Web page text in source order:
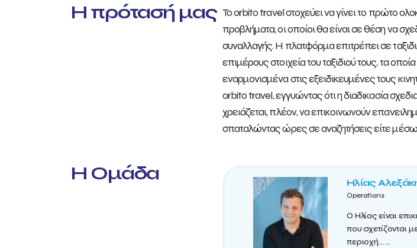
Η πρότασή μας To οrbito travel στοχεύει να γίνει το πρώτο
προβλήματα, οι οποίοι θα είναι σε θέση να
συναλλαγής. Η πλατφόρμα επιτρέπει σε
επιμέρους στοιχεία του ταξιδιού τους, τα
εναρμονισμένα στις εξειδικευμένες τους
οrbito travel, εγγυώντας ότι η διαδικασία
χρειάζεται, πλέον, να επικοινωνούν
σπαταλώντας ώρες σε αναζητήσεις είτε μέσω
Η Ομάδα Ηλίας
Operations
Ο Ηλίας είναι
που σχετίζονται
περιοχή... ...